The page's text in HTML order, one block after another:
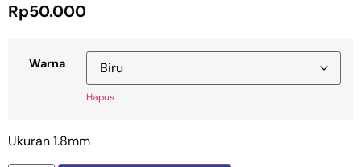
Rp50.000
Warna
Hapus
Ukuran 1.8mm